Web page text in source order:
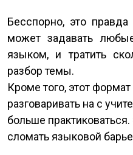
Бесспорно, это
может задавать
языком, и тратить
разбор темы.
Кроме того, этот
разговаривать на с
больше
сломать языковой